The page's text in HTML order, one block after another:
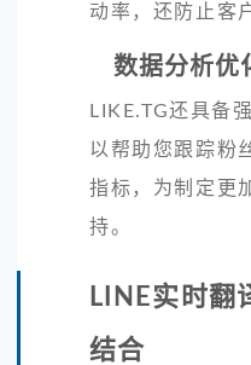
动率，还防止客
数据分析优
LIKE.TG还具备
以帮助您跟踪粉
指标，为制定更
持。
LINE实时翻
结合